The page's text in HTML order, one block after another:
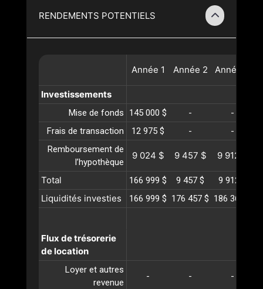
RENDEMENTS POTENTIELS
Année 1 Année 2 Année
Investissements
Mise de fonds 145 000 $ -
-
Frais de transaction
12 975 $ -
-
Remboursement de
l’hypothèque
9 024 $ 9 457 $ 9 912 $
Total 166 999 $ 9 457 $ 9 912 $
Liquidités investies 166 999 $ 176 457 $ 186 369 $
Flux de trésorerie
de location
Loyer et autres
revenue
- - -